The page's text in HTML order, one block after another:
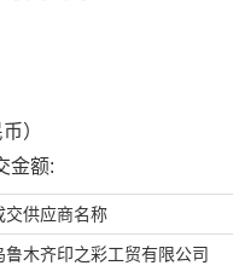
）
金额:
交供应商名称
鲁木齐印之彩工贸有限公司